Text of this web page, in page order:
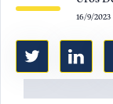
16/9/2023